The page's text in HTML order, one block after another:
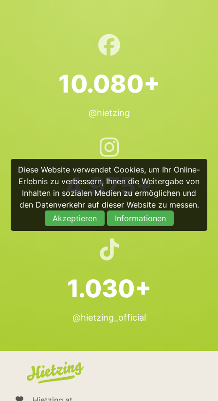
Diese Website verwendet Cookies, um Ihr Online-
Erlebnis zu verbessern, Ihnen die Weitergabe von
Inhalten in sozialen Medien zu ermöglichen und
den Datenverkehr auf dieser Website zu messen.
Akzeptieren
Informationen
10.080+
@hietzing
4.975+
@hietzing_official
1.030+
@hietzing_official